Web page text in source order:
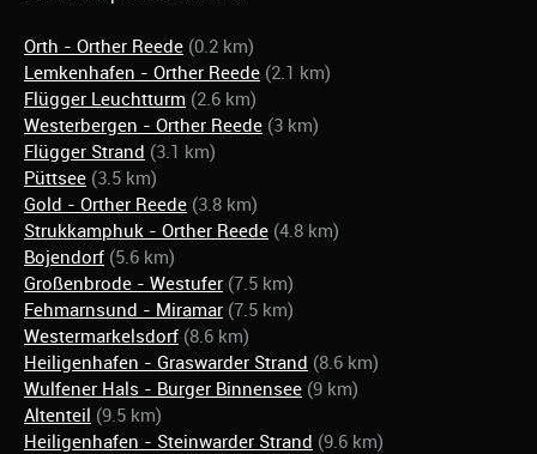
Orth - Orther Reede (0.2 km)
Lemkenhafen - Orther Reede (2.1 km)
Flügger Leuchtturm (2.6 km)
Westerbergen - Orther Reede (3 km)
Flügger Strand (3.1 km)
Püttsee (3.5 km)
Gold - Orther Reede (3.8 km)
Strukkamphuk - Orther Reede (4.8 km)
Bojendorf (5.6 km)
Großenbrode - Westufer (7.5 km)
Fehmarnsund - Miramar (7.5 km)
Westermarkelsdorf (8.6 km)
Heiligenhafen - Graswarder Strand (8.6 km)
Wulfener Hals - Burger Binnensee (9 km)
Altenteil (9.5 km)
Heiligenhafen - Steinwarder Strand (9.6 km)